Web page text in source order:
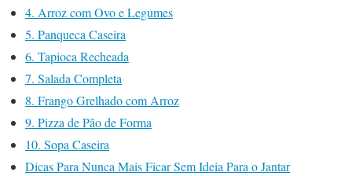
4. Arroz com Ovo e Legumes
5. Panqueca Caseira
6. Tapioca Recheada
7. Salada Completa
8. Frango Grelhado com Arroz
9. Pizza de Pão de Forma
10. Sopa Caseira
Dicas Para Nunca Mais Ficar Sem Ideia Para o Jantar